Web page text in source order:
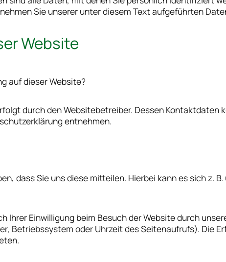
Sie unserer unter diesem Text aufgeführten
Website
auf dieser Website?
durch den Websitebetreiber. Dessen Kontaktdaten
entnehmen.
dass Sie uns diese mitteilen. Hierbei kann es sich z.
Ihrer Einwilligung beim Besuch der Website durch
Betriebssystem oder Uhrzeit des Seitenaufrufs). Die